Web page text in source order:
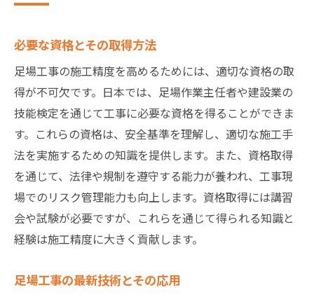
必要な資格とその取得方法
足場工事の施工精度を高めるためには、適切な資格の取
得が不可欠です。日本では、足場作業主任者や建設業の
技能検定を通じて工事に必要な資格を得ることができま
す。これらの資格は、安全基準を理解し、適切な施工手
法を実施するための知識を提供します。また、資格取得
を通じて、法律や規制を遵守する能力が養われ、工事現
場でのリスク管理能力も向上します。資格取得には講習
会や試験が必要ですが、これらを通じて得られる知識と
経験は施工精度に大きく貢献します。
足場工事の最新技術とその応用